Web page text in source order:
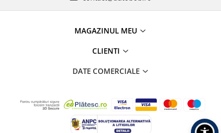
MAGAZINUL MEU
CLIENTI
DATE COMERCIALE